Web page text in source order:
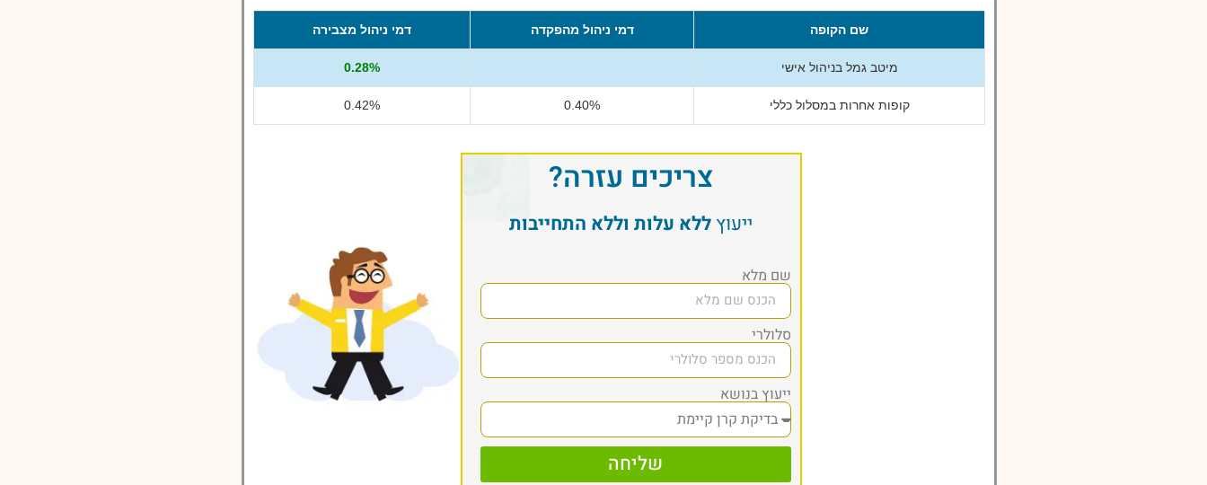
שם הקופה דמי ניהול מהפקדה דמי ניהול מצבירה
מיטב גמל בניהול אישי 0.28%
קופות אחרות במסלול כללי 0.40%
0.42%
צריכים עזרה?
ייעוץללא עלות וללא התחייבות
שם מלא
סלולרי
ייעוץ בנושא
שליחה